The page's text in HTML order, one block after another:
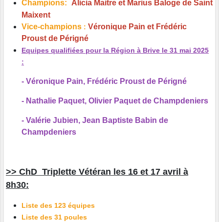
Champions:
Alicia Maitre et Marius Baloge de Saint
Maixent
Vice-champions : Véronique Pain et Frédéric
Proust de Périgné
Equipes qualifiées pour la Région à Brive le 31 mai 2025
:
- Véronique Pain, Frédéric Proust de Périgné
- Nathalie Paquet, Olivier Paquet de Champdeniers
- Valérie Jubien, Jean Baptiste Babin de
Champdeniers
>> ChD Triplette Vétéran les 16 et 17 avril à
8h30:
Liste des 123 équipes
Liste des 31 poules